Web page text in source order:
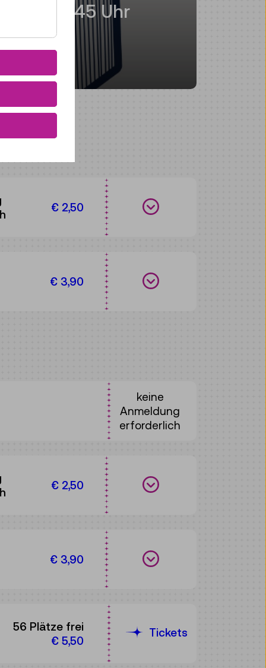
14:00–14:45 Uhr
€ 2,50
€ 3,90
keine
Anmeldung
erforderlich
€ 2,50
€ 3,90
56 Plätze frei
€ 5,50
Tickets